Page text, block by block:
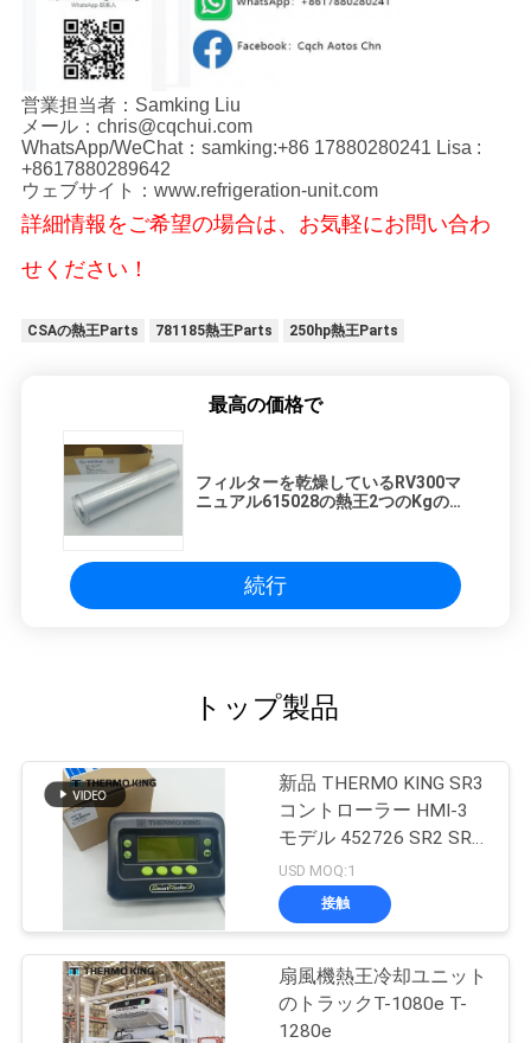
営業担当者：Samking Liu
メール：chris@cqchui.com
WhatsApp/WeChat：samking:+86 17880280241 Lisa :
+8617880289642
ウェブサイト：www.refrigeration-unit.com
詳細情報をご希望の場合は、お気軽にお問い合わ
せください！
CSAの熱王Parts 781185熱王Parts 250hp熱王Parts
最高の価格で
フィルターを乾燥しているRV300マ
ニュアル615028の熱王2つのKgの滑
続行
トップ製品
新品 THERMO KING SR3
コントローラー HMI-3
モデル 452726 SR2 SR3
SR4 修理サービス付き
USD MOQ:1
接触
扇風機熱王冷却ユニット
のトラックT-1080e T-
1280e